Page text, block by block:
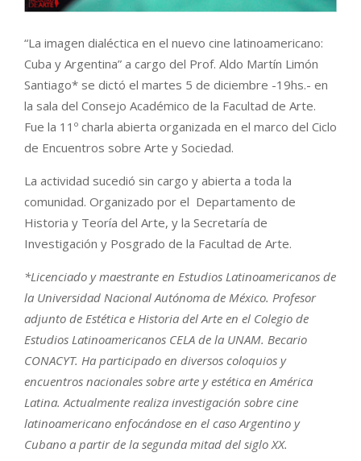
“La imagen dialéctica en el nuevo cine latinoamericano:
Cuba y Argentina” a cargo del Prof. Aldo Martín Limón
Santiago* se dictó el martes 5 de diciembre -19hs.- en
la sala del Consejo Académico de la Facultad de Arte.
Fue la 11º charla abierta organizada en el marco del Ciclo
de Encuentros sobre Arte y Sociedad.
La actividad sucedió sin cargo y abierta a toda la
comunidad. Organizado por el Departamento de
Historia y Teoría del Arte, y la Secretaría de
Investigación y Posgrado de la Facultad de Arte.
*Licenciado y maestrante en Estudios Latinoamericanos de
la Universidad Nacional Autónoma de México. Profesor
adjunto de Estética e Historia del Arte en el Colegio de
Estudios Latinoamericanos CELA de la UNAM. Becario
CONACYT. Ha participado en diversos coloquios y
encuentros nacionales sobre arte y estética en América
Latina. Actualmente realiza investigación sobre cine
latinoamericano enfocándose en el caso Argentino y
Cubano a partir de la segunda mitad del siglo XX.